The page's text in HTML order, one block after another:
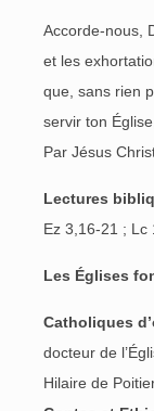
Accorde-nous,
et les
que, sans rien
servir ton
Par Jésus
Lectures
Ez 3,16-21 ; Lc
Les Églises
Catholiques
docteur de
Hilaire de